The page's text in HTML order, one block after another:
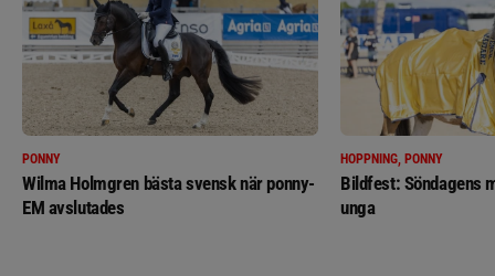
PONNY
Wilma Holmgren bästa svensk när ponny-
EM avslutades
HOPPNING, PONNY
Bildfest: Söndagens
unga